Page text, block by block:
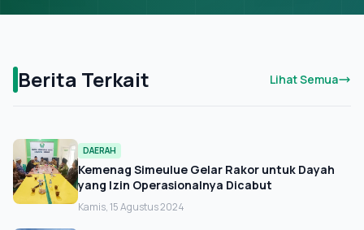
Berita Terkait Lihat Semua
DAERAH
Kemenag Simeulue Gelar Rakor untuk Dayah
yang Izin Operasionalnya Dicabut
Kamis, 15 Agustus 2024